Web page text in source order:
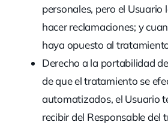
personales, pero el Usuario
hacer reclamaciones; y
haya opuesto al
Derecho a la portabilidad
de que el tratamiento se
automatizados, el Usuario
recibir del Responsable del